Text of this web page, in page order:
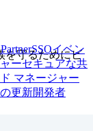
を守るためにビ
SSOイベン
ーセキュアな共
マネージャー
更新開発者